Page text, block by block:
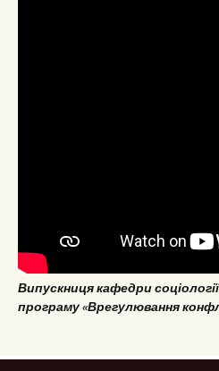
Випускниця кафедри
програму «Врегулювання